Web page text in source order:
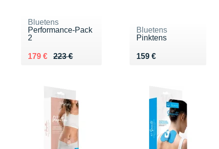
Bluetens
Performance-Pack
2
223 €
Au lieu de 223 €
179 €
Vendu 179 €
Bluetens
Pinktens
159 €
Vendu 159 €